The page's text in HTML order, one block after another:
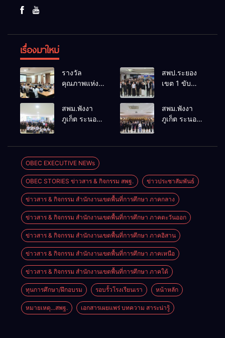
เรื่องมาใหม่
รางวัล
คุณภาพแห่ง
ป้องกันควบคุม
โรคและภัย
สุขภาพ
สพป.ระยอง
เขต 1 ขับ
สร้างสรรค์
ปันสุข” เสริม
พลังผู้นำ
สถานศึกษา
สพม.พังงา
ภูเก็ต ระนอง
การดำเนิน
งานห้องเรียน
พิเศษโรงเรียน
สตรีพังงา
สพม.พังงา
ภูเก็ต ระนอง
บุคลากร
สร้างเครือ
ข่ายคุ้มครองผู้
เรียนอย่าง
ยั่งยืน
OBEC EXECUTIVE NEWs
OBEC STORIES ข่าวสาร & กิจกรรม สพฐ. ข่าวประชาสัมพันธ์
ข่าวสาร & กิจกรรม สำนักงานเขตพื้นที่การศึกษา ภาคกลาง
ข่าวสาร & กิจกรรม สำนักงานเขตพื้นที่การศึกษา ภาคตะวันออก
ข่าวสาร & กิจกรรม สำนักงานเขตพื้นที่การศึกษา ภาคอิสาน
ข่าวสาร & กิจกรรม สำนักงานเขตพื้นที่การศึกษา ภาคเหนือ
ข่าวสาร & กิจกรรม สำนักงานเขตพื้นที่การศึกษา ภาคใต้
ทุนการศึกษา/ฝึกอบรม รอบรั้วโรงเรียนเรา หน้าหลัก
หมายเหตุ...สพฐ. เอกสารเผยแพร่ บทความ สาระน่ารู้